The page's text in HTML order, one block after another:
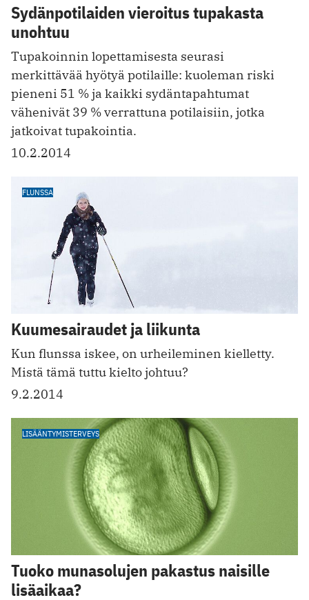
Sydänpotilaiden vieroitus tupakasta
unohtuu
Tupakoinnin lopettamisesta seurasi
merkittävää hyötyä potilaille: kuoleman riski
pieneni 51 % ja kaikki sydäntapahtumat
vähenivät 39 % verrattuna potilaisiin, jotka
jatkoivat tupakointia.
10.2.2014
FLUNSSA
Kuumesairaudet ja liikunta
Kun flunssa iskee, on urheileminen kielletty.
Mistä tämä tuttu kielto johtuu?
9.2.2014
LISÄÄNTYMISTERVEYS
Tuoko munasolujen pakastus naisille
lisäaikaa?